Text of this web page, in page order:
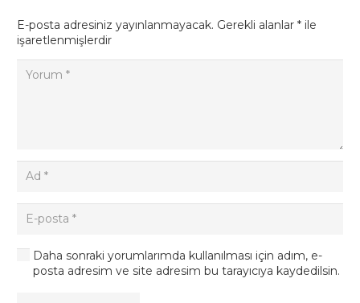
E-posta adresiniz yayınlanmayacak. Gerekli alanlar * ile
işaretlenmişlerdir
Daha sonraki yorumlarımda kullanılması için adım, e-
posta adresim ve site adresim bu tarayıcıya kaydedilsin.